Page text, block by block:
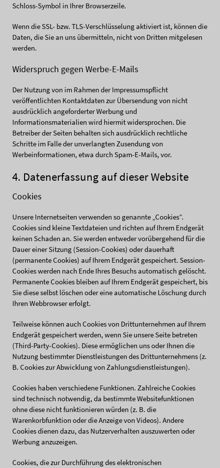
Schloss-Symbol in Ihrer Browserzeile.
Wenn die SSL- bzw. TLS-Verschlüsselung aktiviert ist, können die
Daten, die Sie an uns übermitteln, nicht von Dritten mitgelesen
werden.
Widerspruch gegen Werbe-E-Mails
Der Nutzung von im Rahmen der Impressumspflicht
veröffentlichten Kontaktdaten zur Übersendung von nicht
ausdrücklich angeforderter Werbung und
Informationsmaterialien wird hiermit widersprochen. Die
Betreiber der Seiten behalten sich ausdrücklich rechtliche
Schritte im Falle der unverlangten Zusendung von
Werbeinformationen, etwa durch Spam-E-Mails, vor.
4. Datenerfassung auf dieser Website
Cookies
Unsere Internetseiten verwenden so genannte „Cookies“.
Cookies sind kleine Textdateien und richten auf Ihrem Endgerät
keinen Schaden an. Sie werden entweder vorübergehend für die
Dauer einer Sitzung (Session-Cookies) oder dauerhaft
(permanente Cookies) auf Ihrem Endgerät gespeichert. Session-
Cookies werden nach Ende Ihres Besuchs automatisch gelöscht.
Permanente Cookies bleiben auf Ihrem Endgerät gespeichert, bis
Sie diese selbst löschen oder eine automatische Löschung durch
Ihren Webbrowser erfolgt.
Teilweise können auch Cookies von Drittunternehmen auf Ihrem
Endgerät gespeichert werden, wenn Sie unsere Seite betreten
(Third-Party-Cookies). Diese ermöglichen uns oder Ihnen die
Nutzung bestimmter Dienstleistungen des Drittunternehmens (z.
B. Cookies zur Abwicklung von Zahlungsdienstleistungen).
Cookies haben verschiedene Funktionen. Zahlreiche Cookies
sind technisch notwendig, da bestimmte Websitefunktionen
ohne diese nicht funktionieren würden (z. B. die
Warenkorbfunktion oder die Anzeige von Videos). Andere
Cookies dienen dazu, das Nutzerverhalten auszuwerten oder
Werbung anzuzeigen.
Cookies, die zur Durchführung des elektronischen